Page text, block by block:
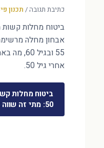
כתיבת תגובה/תכנון
ביטוח מחלות
אבחון מחלה
55 ובגיל
אחרי גיל 50.
ביטוח מחלות
50: מתי זה שווה את הכסף?